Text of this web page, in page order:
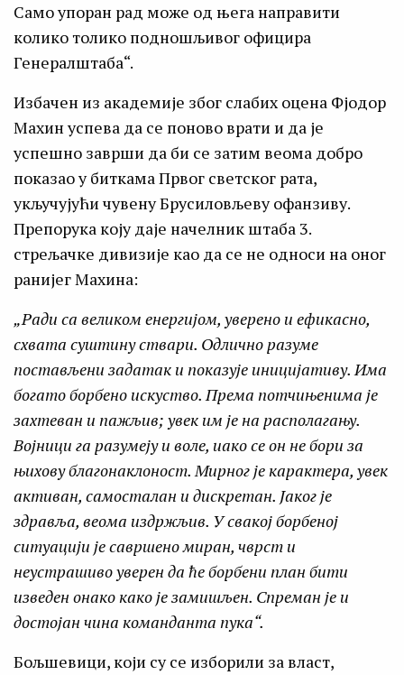
Само упоран рад може од њега направити
колико толико подношљивог официра
Генералштаба“.
Избачен из академије због слабих оцена Фјодор
Махин успева да се поново врати и да је
успешно заврши да би се затим веома добро
показао у биткама Првог светског рата,
укључујући чувену Брусиловљеву офанзиву.
Препорука коју даје начелник штаба 3.
стрељачке дивизије као да се не односи на оног
ранијег Махина:
„Ради са великом енергијом, уверено и ефикасно,
схвата суштину ствари. Одлично разуме
постављени задатак и показује иницијативу. Има
богато борбено искуство. Према потчињенима је
захтеван и пажљив; увек им је на располагању.
Војници га разумеју и воле, иако се он не бори за
њихову благонаклоност. Мирног је карактера, увек
активан, самосталан и дискретан. Јаког је
здравља, веома издржљив. У свакој борбеној
ситуацији је савршено миран, чврст и
неустрашиво уверен да ће борбени план бити
изведен онако како је замишљен. Спреман је и
достојан чина команданта пука“.
Бољшевици, који су се изборили за власт,